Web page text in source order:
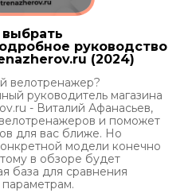
руководство
(2024)
велотренажер?
руководитель магазина
- Виталий Афанасьев,
и поможет
для вас ближе. Но
модели конечно
в обзоре будет
база для сравнения